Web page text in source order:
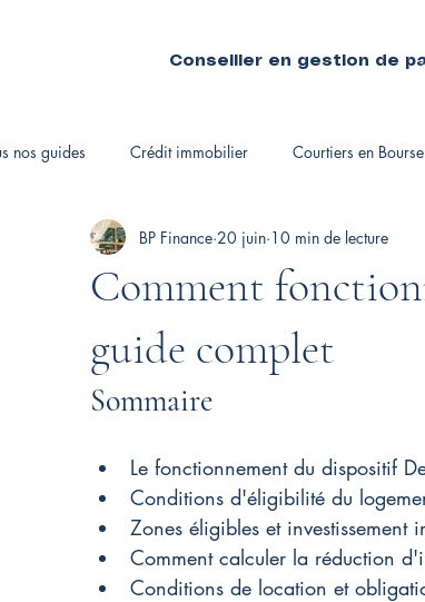
Conseiller en gestion de
nos guides Crédit immobilier Courtiers en Bourse
Fiscalité personnelle Courtiers immobiliers
Comment
guide complet
BP Finance 20 juin 10 min de lecture
Sommaire
Le fonctionnement du dispositif
Conditions d'éligibilité du
Zones éligibles et investissement
Comment calculer la réduction
Conditions de location et